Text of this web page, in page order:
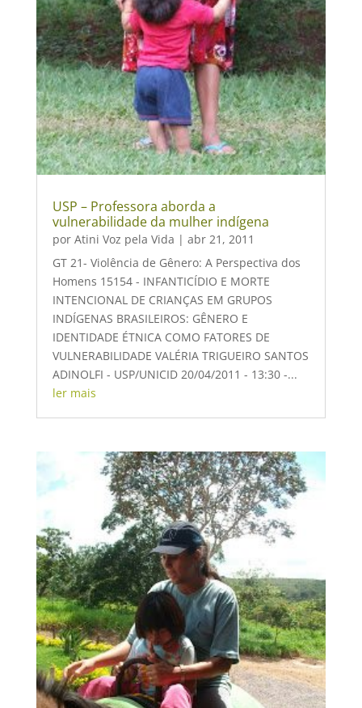
USP – Professora aborda a
vulnerabilidade da mulher indígena
por Atini Voz pela Vida | abr 21, 2011
GT 21- Violência de Gênero: A Perspectiva dos
Homens 15154 - INFANTICÍDIO E MORTE
INTENCIONAL DE CRIANÇAS EM GRUPOS
INDÍGENAS BRASILEIROS: GÊNERO E
IDENTIDADE ÉTNICA COMO FATORES DE
VULNERABILIDADE VALÉRIA TRIGUEIRO SANTOS
ADINOLFI - USP/UNICID 20/04/2011 - 13:30 -...
ler mais